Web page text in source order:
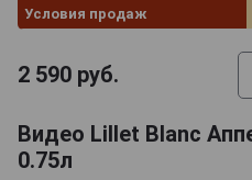
Условия продаж
2 590 руб.
Видео Lillet Blanc
0.75л